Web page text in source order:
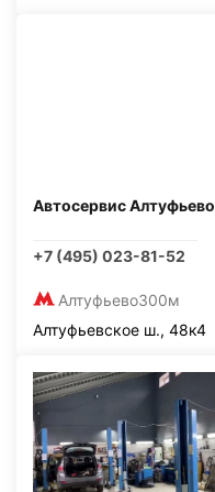
Автосервис Алтуфьево
+7 (495) 023-81-52
Алтуфьево300м
Алтуфьевское ш., 48к4